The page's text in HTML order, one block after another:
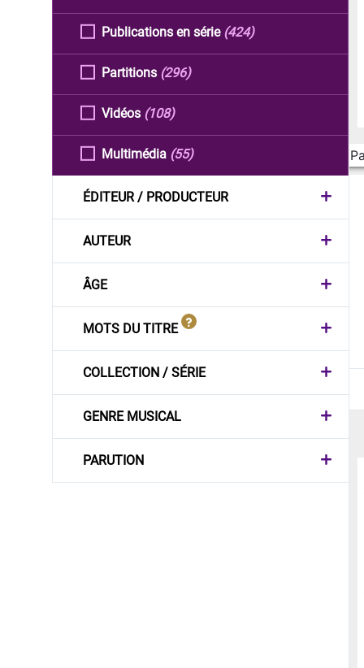
Publications en série (424)
Partitions (296)
Vidéos (108)
Multimédia (55)
ÉDITEUR / PRODUCTEUR
AUTEUR
ÂGE
MOTS DU TITRE
COLLECTION / SÉRIE
GENRE MUSICAL
PARUTION